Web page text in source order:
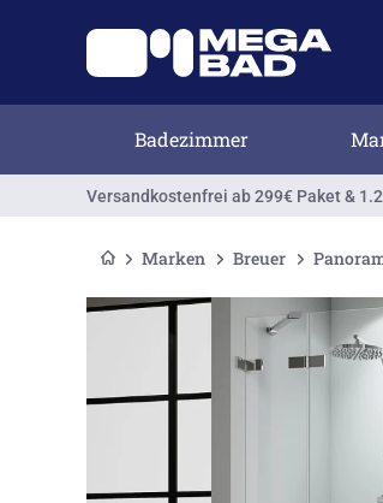
Badezimmer
Versandkostenfrei ab 299€ Paket &
Marken Breuer